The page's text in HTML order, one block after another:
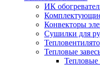
ИК
Конвекторы
Сушилки для
Тепловые
Тепловые